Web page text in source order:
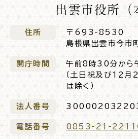
出雲市役所（
住所
〒693-8530
島根県出雲市今市
開庁時間
午前8時30分から
（土日祝及び12
は除く）
法人番号
電話番号 0853-21-2211（